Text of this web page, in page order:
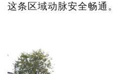
这条区域动脉安全畅通。